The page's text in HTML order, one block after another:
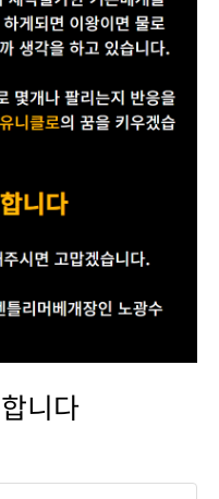
니다